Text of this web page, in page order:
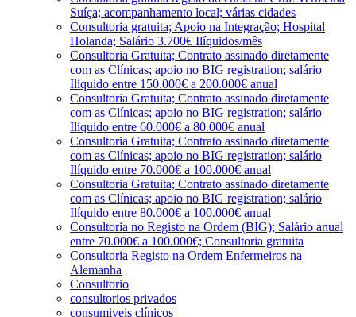
Suíça; acompanhamento local; várias cidades
Consultoria gratuita; Apoio na Integração; Hospital
Holanda; Salário 3.700€ Ilíquidos/mês
Consultoria Gratuita; Contrato assinado diretamente
com as Clínicas; apoio no BIG registration; salário
Ilíquido entre 150.000€ a 200.000€ anual
Consultoria Gratuita; Contrato assinado diretamente
com as Clínicas; apoio no BIG registration; salário
Ilíquido entre 60.000€ a 80.000€ anual
Consultoria Gratuita; Contrato assinado diretamente
com as Clínicas; apoio no BIG registration; salário
Ilíquido entre 70.000€ a 100.000€ anual
Consultoria Gratuita; Contrato assinado diretamente
com as Clínicas; apoio no BIG registration; salário
Ilíquido entre 80.000€ a 100.000€ anual
Consultoria no Registo na Ordem (BIG); Salário anual
entre 70.000€ a 100.000€; Consultoria gratuita
Consultoria Registo na Ordem Enfermeiros na
Alemanha
Consultorio
consultorios privados
consumiveis clínicos